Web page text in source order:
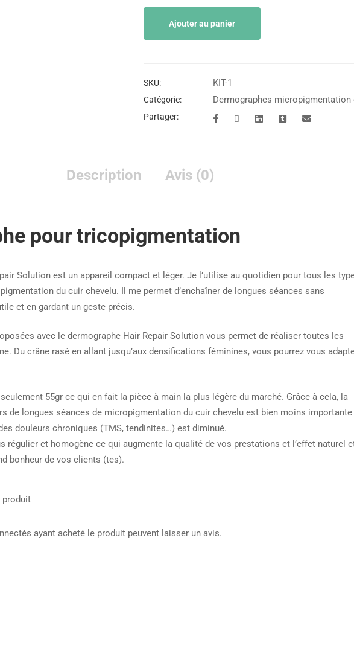
Ajouter au panier
SKU: KIT-1
Catégorie: Dermographes
Partager:
Description Avis (0)
pour tricopigmentation
Solution est un appareil compact et léger. Je l’utilise au quotidien pour tous les
du cuir chevelu. Il me permet d’enchaîner de longues séances sans
et en gardant un geste précis.
avec le dermographe Hair Repair Solution vous permet de réaliser toutes les
Du crâne rasé en allant jusqu’aux densifications féminines, vous pourrez vous
55gr ce qui en fait la pièce à main la plus légère du marché. Grâce à cela, la
de longues séances de micropigmentation du cuir chevelu est bien moins importante
douleurs chroniques (TMS, tendinites…) est diminué.
régulier et homogène ce qui augmente la qualité de vos prestations et l’effet naturel
bonheur de vos clients (tes).
produit
ayant acheté le produit peuvent laisser un avis.